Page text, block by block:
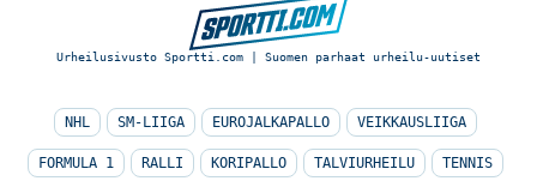
Urheilusivusto Sportti.com | Suomen parhaat urheilu-uutiset
NHL SM-LIIGA EUROJALKAPALLO VEIKKAUSLIIGA
FORMULA 1 RALLI KORIPALLO TALVIURHEILU TENNIS